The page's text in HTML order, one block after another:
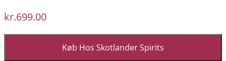
kr.699.00
Køb Hos Skotlander Spirits